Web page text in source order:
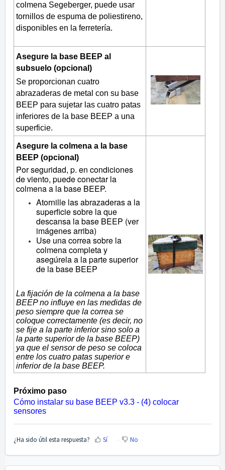
colmena Segeberger, puede usar
tornillos de espuma de poliestireno,
disponibles en la ferretería.
Asegure la base BEEP al
subsuelo (opcional)
Se proporcionan cuatro
abrazaderas de metal con su base
BEEP para sujetar las cuatro patas
inferiores de la base BEEP a una
superficie.
Asegure la colmena a la base
BEEP (opcional)
Por seguridad, p. en condiciones
de viento, puede conectar la
colmena a la base BEEP.
Atornille las abrazaderas a la
superficie sobre la que
descansa la base BEEP (ver
imágenes arriba)
Use una correa sobre la
colmena completa y
asegúrela a la parte superior
de la base BEEP
La fijación de la colmena a la base
BEEP no influye en las medidas de
peso siempre que la correa se
coloque correctamente (es decir, no
se fije a la parte inferior sino solo a
la parte superior de la base BEEP)
ya que el sensor de peso se coloca
entre los cuatro patas superior e
inferior de la base BEEP.
Próximo paso
Cómo instalar su base BEEP v3.3 - (4) colocar
sensores
¿Ha sido útil esta respuesta? Sí No